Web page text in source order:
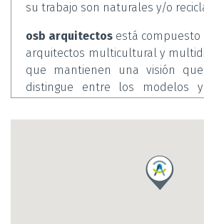
su trabajo son naturales y/o
osb arquitectos está
arquitectos multicultural y
que mantienen una visión
distingue entre los modelos
medida: reformas integrales,
acondicionamiento de